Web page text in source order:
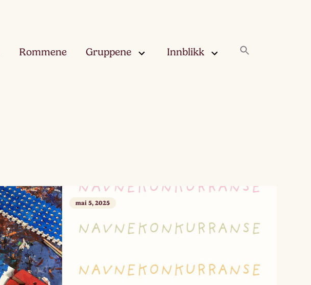
Rommene Gruppene
Treåringen
Slørskya –
Fireåringen
Lagskya –
Femåringen
Innblikk
Lagskyan
mai 5, 2025